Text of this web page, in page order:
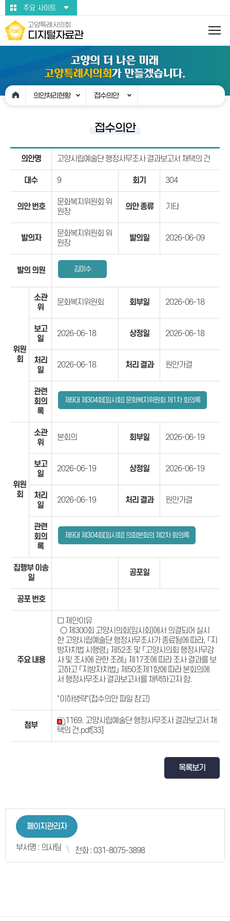
본문바로가기주요 사이트
고양특례시의회
디지털자료관
의안처리현황 접수의안
접수의안
의안명 고양시립예술단 행정사무조사 결과보고서 채택의 건
대수 9 회기 304
의안 번호
문화복지위원회 위
원장
의안 종류 기타
발의자
문화복지위원회 위
원장
발의일 2026-06-09
발의 의원 김미수
위원
회
소관
위
문화복지위원회 회부일 2026-06-18
보고
일
2026-06-18 상정일 2026-06-18
처리
일
2026-06-18 처리 결과 원안가결
관련
회의
록
제9대 제304회[임시회] 문화복지위원회 제1차 회의록
위원
회
소관
위
본회의 회부일 2026-06-19
보고
일
2026-06-19 상정일 2026-06-19
처리
일
2026-06-19 처리 결과 원안가결
관련
회의
록
제9대 제304회[임시회] 의회본회의 제2차 회의록
집행부 이송
일
공포일
공포 번호
주요 내용
□ 제안이유
○ 제300회 고양시의회(임시회)에서 의결되어 실시
한 고양시립예술단 행정사무조사가 종료됨에 따라, 「지
방자치법 시행령」 제52조 및 「고양시의회 행정사무감
사 및 조사에 관한 조례」 제17조에 따라 조사 결과를 보
고하고 「지방자치법」 제50조제1항에 따라 본회의에
서 행정사무조사 결과보고서를 채택하고자 함.
"이하생략"(접수의안 파일 참고)
첨부
1169. 고양시립예술단 행정사무조사 결과보고서 채
택의 건.pdf[33]
목록보기
페이지관리자
부서명 : 의사팀 전화 : 031-8075-3898